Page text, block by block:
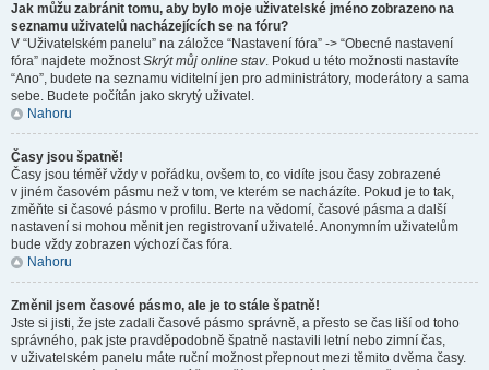
Jak můžu zabránit tomu, aby bylo moje uživatelské jméno zobrazeno na
seznamu uživatelů nacházejících se na fóru?
V “Uživatelském panelu” na záložce “Nastavení fóra” -> “Obecné nastavení
fóra” najdete možnostSkrýt můj online stav. Pokud u této možnosti nastavíte
“Ano”, budete na seznamu viditelní jen pro administrátory, moderátory a sama
sebe. Budete počítán jako skrytý uživatel.
Nahoru
Časy jsou špatně!
Časy jsou téměř vždy v pořádku, ovšem to, co vidíte jsou časy zobrazené
v jiném časovém pásmu než v tom, ve kterém se nacházíte. Pokud je to tak,
změňte si časové pásmo v profilu. Berte na vědomí, časové pásma a další
nastavení si mohou měnit jen registrovaní uživatelé. Anonymním uživatelům
bude vždy zobrazen výchozí čas fóra.
Nahoru
Změnil jsem časové pásmo, ale je to stále špatně!
Jste si jisti, že jste zadali časové pásmo správně, a přesto se čas liší od toho
správného, pak jste pravděpodobně špatně nastavili letní nebo zimní čas,
v uživatelském panelu máte ruční možnost přepnout mezi těmito dvěma časy.